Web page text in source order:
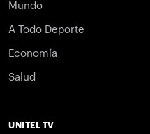
Mundo
A Todo Deporte
Economía
Salud
UNITEL TV